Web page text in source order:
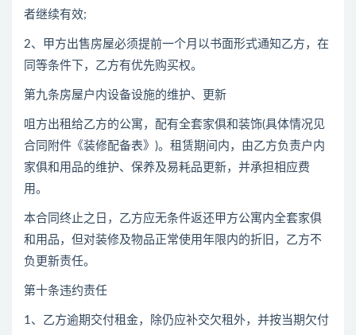
者继续有效;
2、甲方出售房屋必须提前一个月以书面形式通知乙方，在
同等条件下，乙方有优先购买权。
第九条房屋户内设备设施的维护、更新
咀方出租给乙方的公寓，配有全套家俱和装饰(具体情况见
合同附件《装修配备表》)。租赁期间内，由乙方负责户内
家俱和用品的维护、保养及易耗品更新，并承担相应费
用。
本合同终止之日，乙方应无条件返还甲方公寓内全套家俱
和用品，但对装修及物品正常使用年限内的折旧，乙方不
负更新责任。
第十条违约责任
1、乙方逾期交付租金，除仍应补交欠租外，并按当期欠付